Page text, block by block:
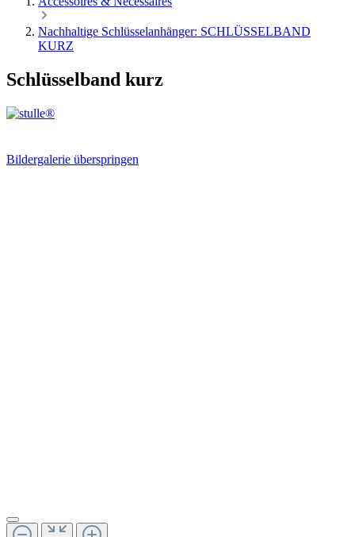
Nachhaltige Schlüsselanhänger: SCHLÜSSELBAND
KURZ
Schlüsselband kurz
Bildergalerie überspringen